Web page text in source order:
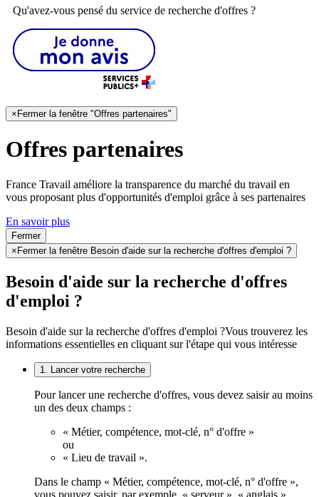
Qu'avez-vous pensé du service de recherche d'offres ?
× Fermer la fenêtre "Offres partenaires"
Offres partenaires
France Travail améliore la transparence du marché du travail en
vous proposant plus d'opportunités d'emploi grâce à ses partenaires
En savoir plus
Fermer
× Fermer la fenêtre Besoin d'aide sur la recherche d'offres d'emploi ?
Besoin d'aide sur la recherche d'offres
d'emploi ?
Besoin d'aide sur la recherche d'offres d'emploi ?Vous trouverez les
informations essentielles en cliquant sur l'étape qui vous intéresse
1. Lancer votre recherche
Pour lancer une recherche d'offres, vous devez saisir au moins
un des deux champs :
« Métier, compétence, mot-clé, n° d'offre »
ou
« Lieu de travail ».
Dans le champ « Métier, compétence, mot-clé, n° d'offre »,
vous pouvez saisir, par exemple, « serveur », « anglais »,